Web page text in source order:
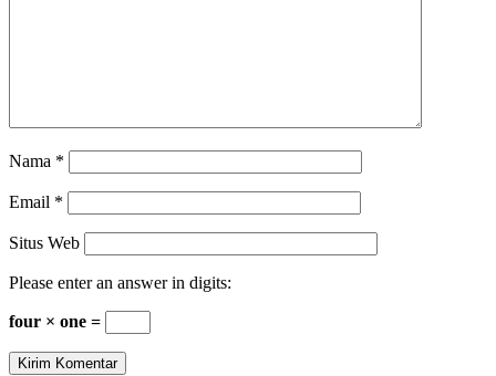
Nama *
Email *
Situs Web
Please enter an answer in digits:
four × one =